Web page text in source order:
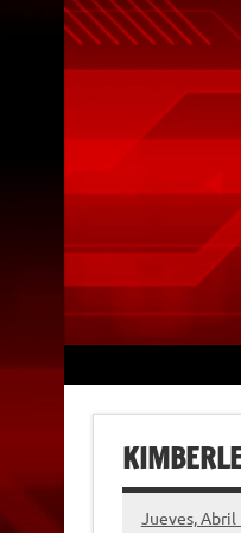
Jueves, Abril